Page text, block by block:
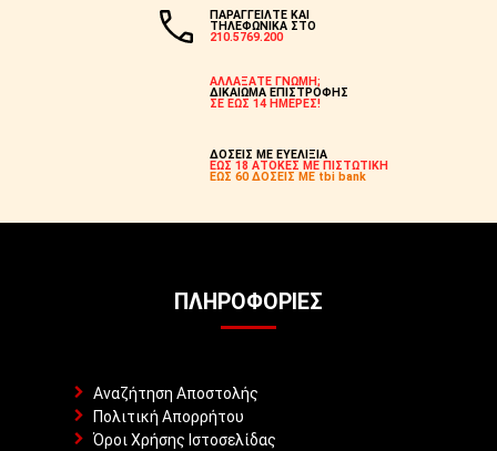
ΠΑΡΑΓΓΕΙΛΤΕ ΚΑΙ
ΤΗΛΕΦΩΝΙΚΑ ΣΤΟ
210.5769.200
ΑΛΛΑΞΑΤΕ ΓΝΩΜΗ;
ΔΙΚΑΙΩΜΑ ΕΠΙΣΤΡΟΦΗΣ
ΣΕ ΕΩΣ 14 ΗΜΕΡΕΣ!
ΔΟΣΕΙΣ ΜΕ ΕΥΕΛΙΞΙΑ
ΕΩΣ 18 ΑΤΟΚΕΣ ΜΕ ΠΙΣΤΩΤΙΚΗ
ΕΩΣ 60 ΔΟΣΕΙΣ ΜΕ tbi bank
ΠΛΗΡΟΦΟΡΊΕΣ
Αναζήτηση Αποστολής
Πολιτική Απορρήτου
Όροι Χρήσης Ιστοσελίδας